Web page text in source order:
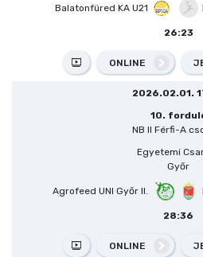
Balatonfüred KA U21
26:23
ONLINE
2026.02.01.
10.
NB II Férfi-A
Egyetemi
Győr
Agrofeed UNI Győr II.
28:36
ONLINE